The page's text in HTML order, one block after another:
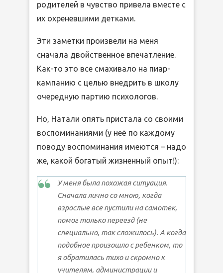
родителей в чувство привела вместе с
их охреневшими детками.
Эти заметки произвели на меня
сначала двойственное впечатление.
Как-то это все смахивало на пиар-
кампанию с целью внедрить в школу
очередную партию психологов.
Но, Натали опять пристала со своими
воспоминаниями (у неё по каждому
поводу воспоминания имеются – надо
же, какой богатый жизненный опыт!):
У меня была похожая ситуация.
Сначала лично со мною, когда
взрослые все пустили на самотек,
помог только переезд (не
специально, так сложилось). А когда
подобное произошло с ребенком, то
я обратилась тихо и скромно к
учителям, администрации и